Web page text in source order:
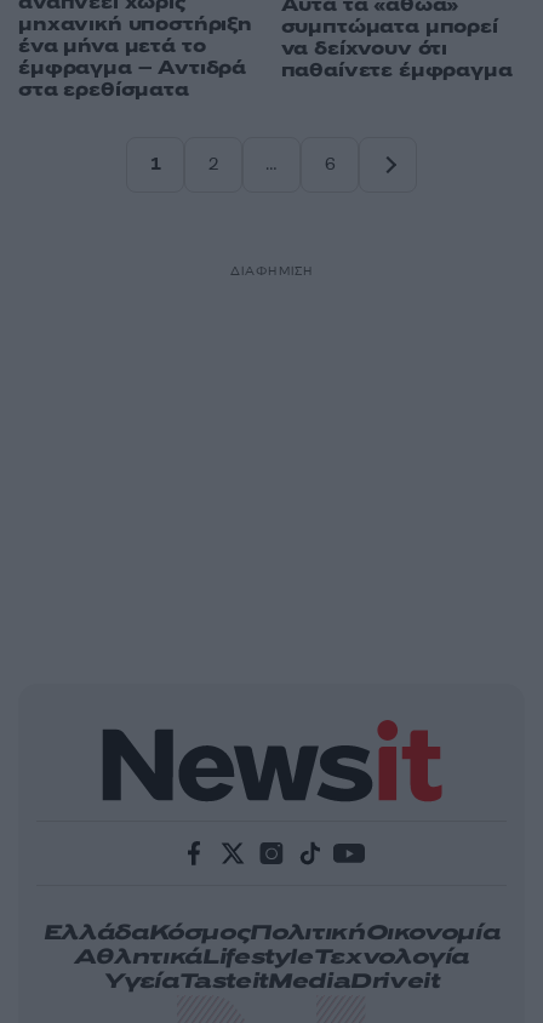
μηχανική υποστήριξη
ένα μήνα μετά το
έμφραγμα – Αντιδρά
στα ερεθίσματα
συμπτώματα μπορεί
να δείχνουν ότι
παθαίνετε έμφραγμα
1
2
…
6
ΔΙΑΦΗΜΙΣΗ
ΕλλάδαΚόσμοςΠολιτικήΟικονομία
ΑθλητικάLifestyleΤεχνολογία
ΥγείαTasteitMediaDriveit